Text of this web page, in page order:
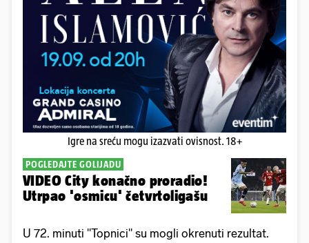
Igre na sreću mogu izazvati ovisnost. 18+
POGLEDAJTE GOLIJADU
VIDEO City konačno proradio!
Utrpao 'osmicu' četvrtoligašu
U 72. minuti "Topnici" su mogli okrenuti rezultat.